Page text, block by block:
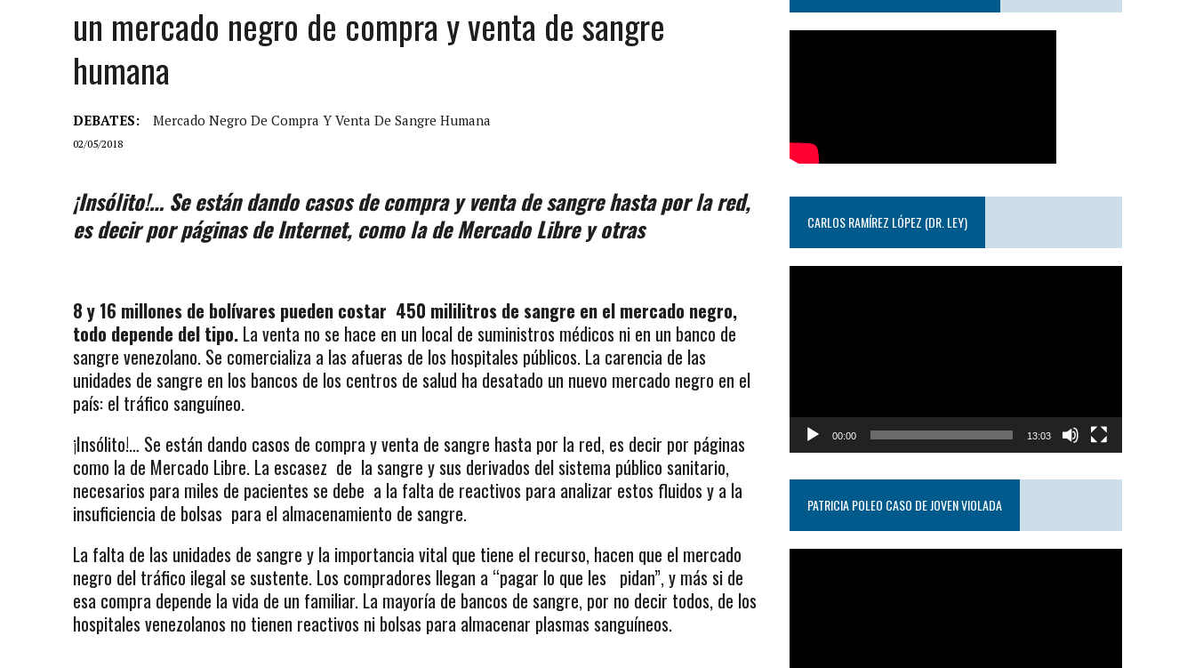
un mercado negro de compra y venta de sangre
humana
DEBATES: Mercado Negro De Compra Y Venta De Sangre Humana
02/05/2018
¡Insólito!… Se están dando casos de compra y venta de sangre hasta por la red,
es decir por páginas de Internet, como la de Mercado Libre y otras
8 y 16 millones de bolívares pueden costar 450 mililitros de sangre en el mercado negro,
todo depende del tipo. La venta no se hace en un local de suministros médicos ni en un banco de
sangre venezolano. Se comercializa a las afueras de los hospitales públicos. La carencia de las
unidades de sangre en los bancos de los centros de salud ha desatado un nuevo mercado negro en el
país: el tráfico sanguíneo.
¡Insólito!… Se están dando casos de compra y venta de sangre hasta por la red, es decir por páginas
como la de Mercado Libre. La escasez de la sangre y sus derivados del sistema público sanitario,
necesarios para miles de pacientes se debe a la falta de reactivos para analizar estos fluidos y a la
insuficiencia de bolsas para el almacenamiento de sangre.
La falta de las unidades de sangre y la importancia vital que tiene el recurso, hacen que el mercado
negro del tráfico ilegal se sustente. Los compradores llegan a “pagar lo que les pidan”, y más si de
esa compra depende la vida de un familiar. La mayoría de bancos de sangre, por no decir todos, de los
hospitales venezolanos no tienen reactivos ni bolsas para almacenar plasmas sanguíneos.
CARLOS RAMÍREZ LÓPEZ (DR. LEY)
00:00 13:03
PATRICIA POLEO CASO DE JOVEN VIOLADA